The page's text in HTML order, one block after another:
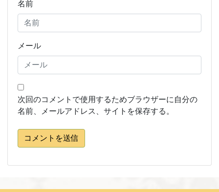
名前
メール
次回のコメントで使用するためブラウザーに自分の
名前、メールアドレス、サイトを保存する。
コメントを送信